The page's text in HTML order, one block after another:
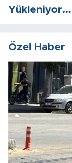
Yükleniyor...
Özel Haber